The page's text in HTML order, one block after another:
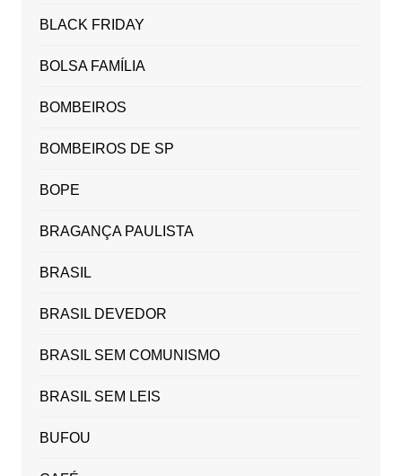
BLACK FRIDAY
BOLSA FAMÍLIA
BOMBEIROS
BOMBEIROS DE SP
BOPE
BRAGANÇA PAULISTA
BRASIL
BRASIL DEVEDOR
BRASIL SEM COMUNISMO
BRASIL SEM LEIS
BUFOU